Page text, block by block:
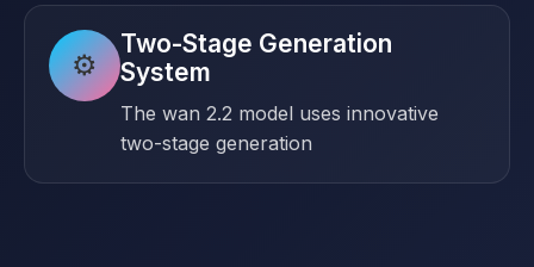
⚙️
Two-Stage Generation
System
The wan 2.2 model uses innovative
two-stage generation